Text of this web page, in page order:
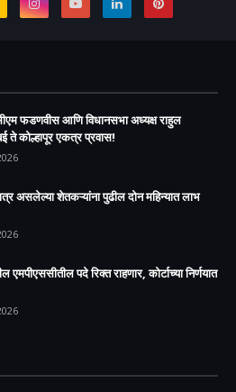
फडणवीस आणि विधानसभा अध्यक्ष राहुल
ते कोल्हापूर एकत्र प्रवास!
असलेल्या शेतकऱ्यांना पुढील दोन महिन्यात लाभ
एमपीएससीतील पदे रिक्त राहणार, कोर्टाच्या निर्णयात